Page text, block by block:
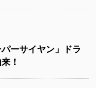
ーサイヤン」ドラ
！